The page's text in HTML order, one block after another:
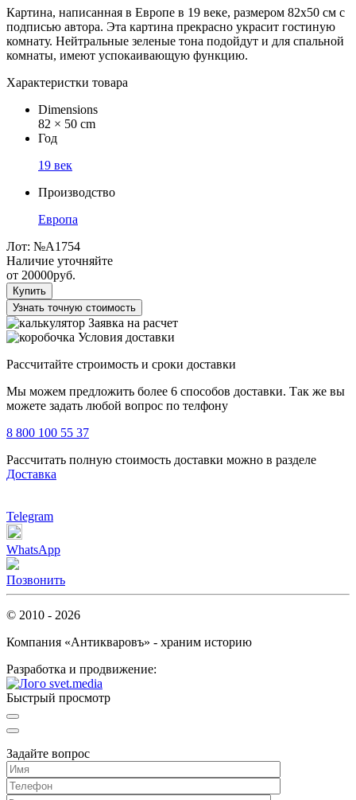
Картина, написанная в Европе в 19 веке, размером 82х50 см с
подписью автора. Эта картина прекрасно украсит гостиную
комнату. Нейтральные зеленые тона подойдут и для спальной
комнаты, имеют успокаивающую функцию.
Характеристки товара
Dimensions
82 × 50 cm
Год
19 век
Производство
Европа
Лот: №A1754
Наличие уточняйте
от 20000руб.
Купить
Узнать точную стоимость
Заявка на расчет
Условия доставки
Рассчитайте строимость и сроки доставки
Мы можем предложить более 6 способов доставки. Так же вы
можете задать любой вопрос по телфону
8 800 100 55 37
Рассчитать полную стоимость доставки можно в разделе
Доставка
Telegram
WhatsApp
Позвонить
© 2010 - 2026
Компания «Антикваровъ» - храним историю
Разработка и продвижение:
Быстрый просмотр
Задайте вопрос